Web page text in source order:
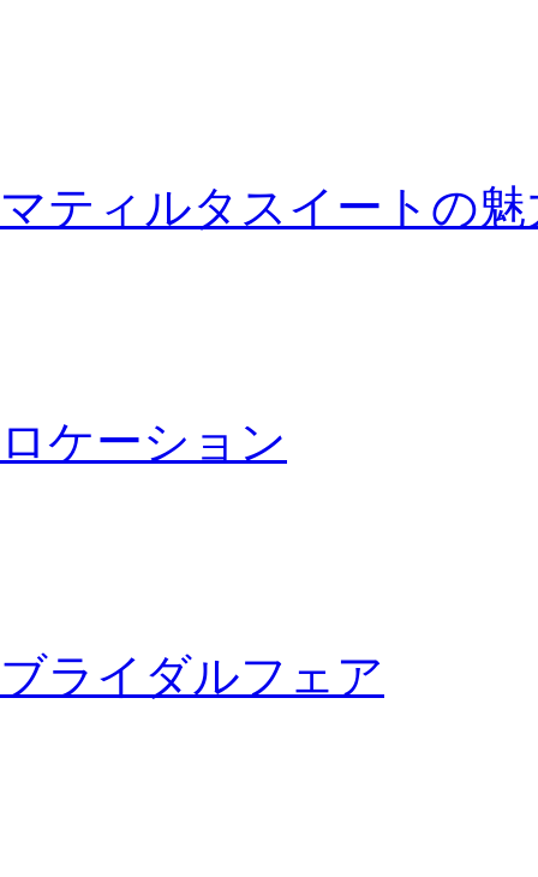
マティルタスイートの魅
ロケーション
ブライダルフェア